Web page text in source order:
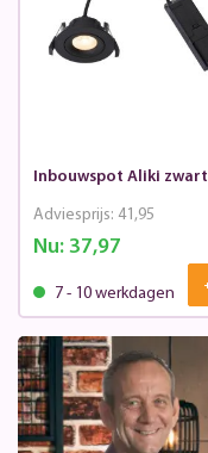
Inbouwspot Aliki zwart
Nu:37,97
Adviesprijs: 41,95
7 - 10 werkdagen